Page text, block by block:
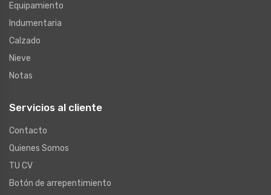
Equipamiento
Indumentaria
Calzado
Nieve
Notas
Servicios al cliente
Contacto
Quienes Somos
TU CV
Botón de arrepentimiento